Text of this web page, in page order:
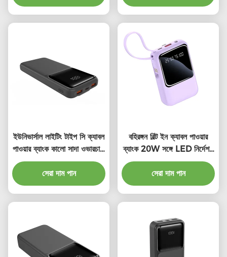
ইউনিভার্সাল লাইটিং টাইপ সি ক্যাবল
পাওয়ার ব্যাংক কালো সাদা ওভারচার্জ
সুরক্ষা
সেরা দাম পান
বহিরঙ্গন বিল্ট ইন ক্যাবল পাওয়ার
ব্যাংক 20W সঙ্গে LED নির্দেশক
লাইট
সেরা দাম পান